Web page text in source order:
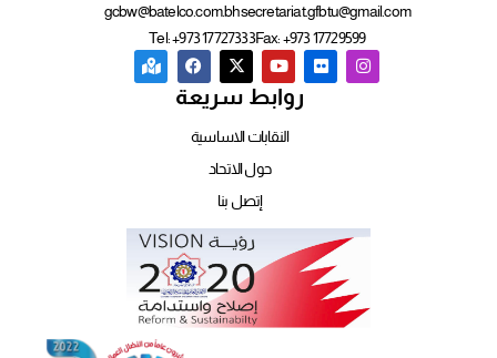
gcbw@batelco.com.bhsecretariat.gfbtu@gmail.com
Tel: +973 17727333Fax: +973 17729599
روابط سريعة
النقابات الاساسية
حول الاتحاد
إتصل بنا